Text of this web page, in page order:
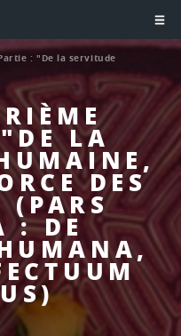
LA
DES
(PARS
: DE
: "De la servitude